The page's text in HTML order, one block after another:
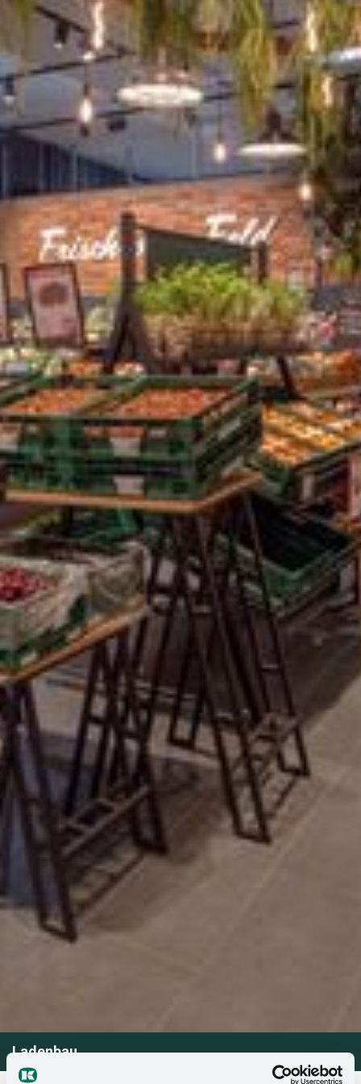
Ladenbau